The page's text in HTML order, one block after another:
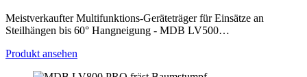
Meistverkaufter Multifunktions-Geräteträger für Einsätze an
Steilhängen bis 60° Hangneigung - MDB LV500…
Produkt ansehen